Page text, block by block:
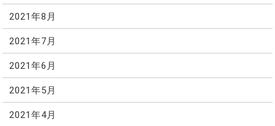
2021年8月
2021年7月
2021年6月
2021年5月
2021年4月